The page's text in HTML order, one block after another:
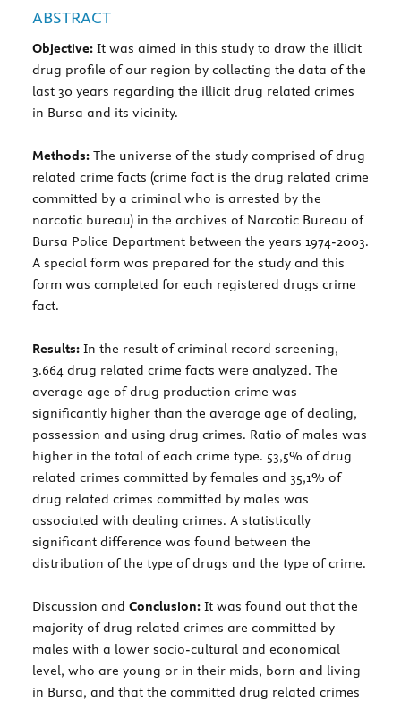
ABSTRACT
Objective: It was aimed in this study to draw the illicit
drug profile of our region by collecting the data of the
last 30 years regarding the illicit drug related crimes
in Bursa and its vicinity.
Methods: The universe of the study comprised of drug
related crime facts (crime fact is the drug related crime
committed by a criminal who is arrested by the
narcotic bureau) in the archives of Narcotic Bureau of
Bursa Police Department between the years 1974-2003.
A special form was prepared for the study and this
form was completed for each registered drugs crime
fact.
Results: In the result of criminal record screening,
3.664 drug related crime facts were analyzed. The
average age of drug production crime was
significantly higher than the average age of dealing,
possession and using drug crimes. Ratio of males was
higher in the total of each crime type. 53,5% of drug
related crimes committed by females and 35,1% of
drug related crimes committed by males was
associated with dealing crimes. A statistically
significant difference was found between the
distribution of the type of drugs and the type of crime.
Discussion and Conclusion: It was found out that the
majority of drug related crimes are committed by
males with a lower socio-cultural and economical
level, who are young or in their mids, born and living
in Bursa, and that the committed drug related crimes